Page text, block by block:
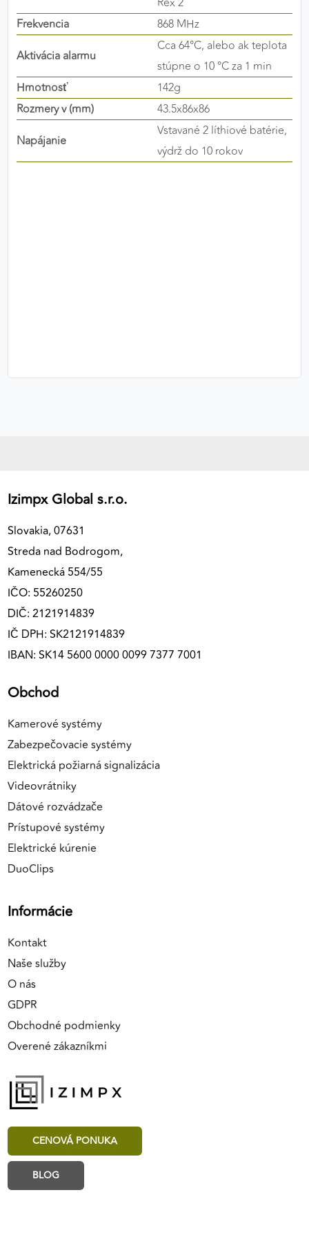
Frekvencia
868 MHz
Aktivácia alarmu
Cca 64°C, alebo ak teplota
stúpne o 10 °C za 1 min
Hmotnosť
142g
Rozmery v (mm)
43.5x86x86
Napájanie
Vstavané 2 líthiové batérie,
výdrž do 10 rokov
Izimpx Global s.r.o.
Slovakia, 07631
Streda nad Bodrogom,
Kamenecká 554/55
IČO: 55260250
DIČ: 2121914839
IČ DPH: SK2121914839
IBAN: SK14 5600 0000 0099 7377 7001
Obchod
Kamerové systémy
Zabezpečovacie systémy
Elektrická požiarná signalizácia
Videovrátniky
Dátové rozvádzače
Prístupové systémy
Elektrické kúrenie
DuoClips
Informácie
Kontakt
Naše služby
O nás
GDPR
Obchodné podmienky
Overené zákazníkmi
CENOVÁ PONUKA
BLOG
výkon a funkčnosť našich stránok.
Google
MARKETINGOVÉ COOKIES
Marketingové cookies sa používajú na sledovanie
správania používateľov naprieč webovými